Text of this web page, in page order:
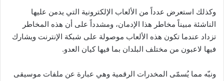
وكذلك استعرض عدداً من الألعاب الإلكترونية التي يدمن عليها
الناشئة مبيناً مخاطر هذا الإدمان، ومشدداً على أن هذه المخاطر
تزداد عندما تكون هذه الألعاب موصولة على شبكة الإنترنت ويشارك
فيها لاعبون من مختلف البلدان بما فيها كيان العدو.
ونبّه مما يُسمّى المخدرات الرقمية وهي عبارة عن ملفات موسيقى